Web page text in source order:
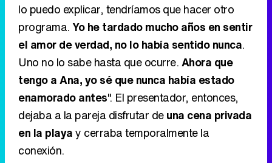
lo puedo explicar, tendríamos que hacer otro
programa. Yo he tardado mucho años en sentir
el amor de verdad, no lo había sentido nunca.
Uno no lo sabe hasta que ocurre.Ahora que
tengo a Ana, yo sé que nunca había estado
enamorado antes". El presentador, entonces,
dejaba a la pareja disfrutar deuna cena privada
en la playay cerraba temporalmente la
conexión.